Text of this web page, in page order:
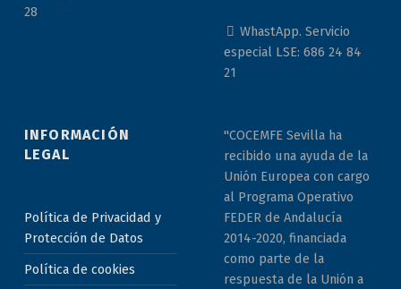
28
WhastApp. Servicio
especial LSE: 686 24 84
21
INFORMACIÓN
LEGAL
Política de Privacidad y
Protección de Datos
Política de cookies
"COCEMFE Sevilla ha
recibido una ayuda de la
Unión Europea con cargo
al Programa Operativo
FEDER de Andalucía
2014-2020, financiada
como parte de la
respuesta de la Unión a